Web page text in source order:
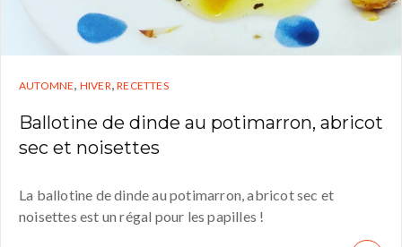
AUTOMNE HIVER ,RECETTES
Ballotine de dinde au potimarron, abricot
sec et noisettes
La ballotine de dinde au potimarron, abricot sec et
noisettes est un régal pour les papilles !